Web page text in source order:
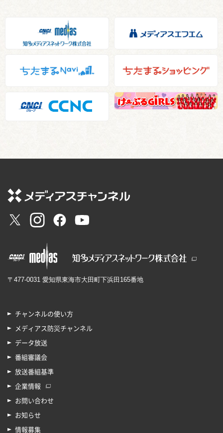
〒477-0031 愛知県東海市大田町下浜田165番地
チャンネルの使い方
メディアス防災チャンネル
データ放送
番組審議会
放送番組基準
企業情報
お問い合わせ
お知らせ
情報募集